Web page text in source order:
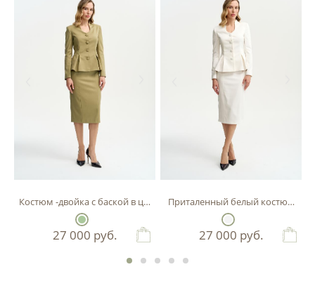
Костюм -двойка с баской в цвете фисташка
27 000 руб.
Приталенный белый костюм-
27 000 руб.